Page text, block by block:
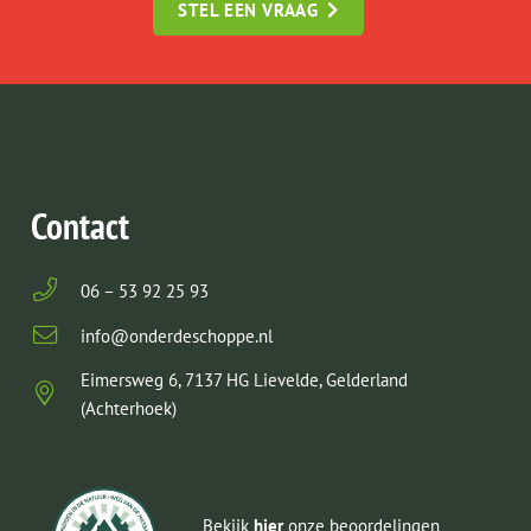
STEL EEN VRAAG
Contact
06 – 53 92 25 93
info@onderdeschoppe.nl
Eimersweg 6, 7137 HG Lievelde, Gelderland
(Achterhoek)
Bekijk hieronze beoordelingen